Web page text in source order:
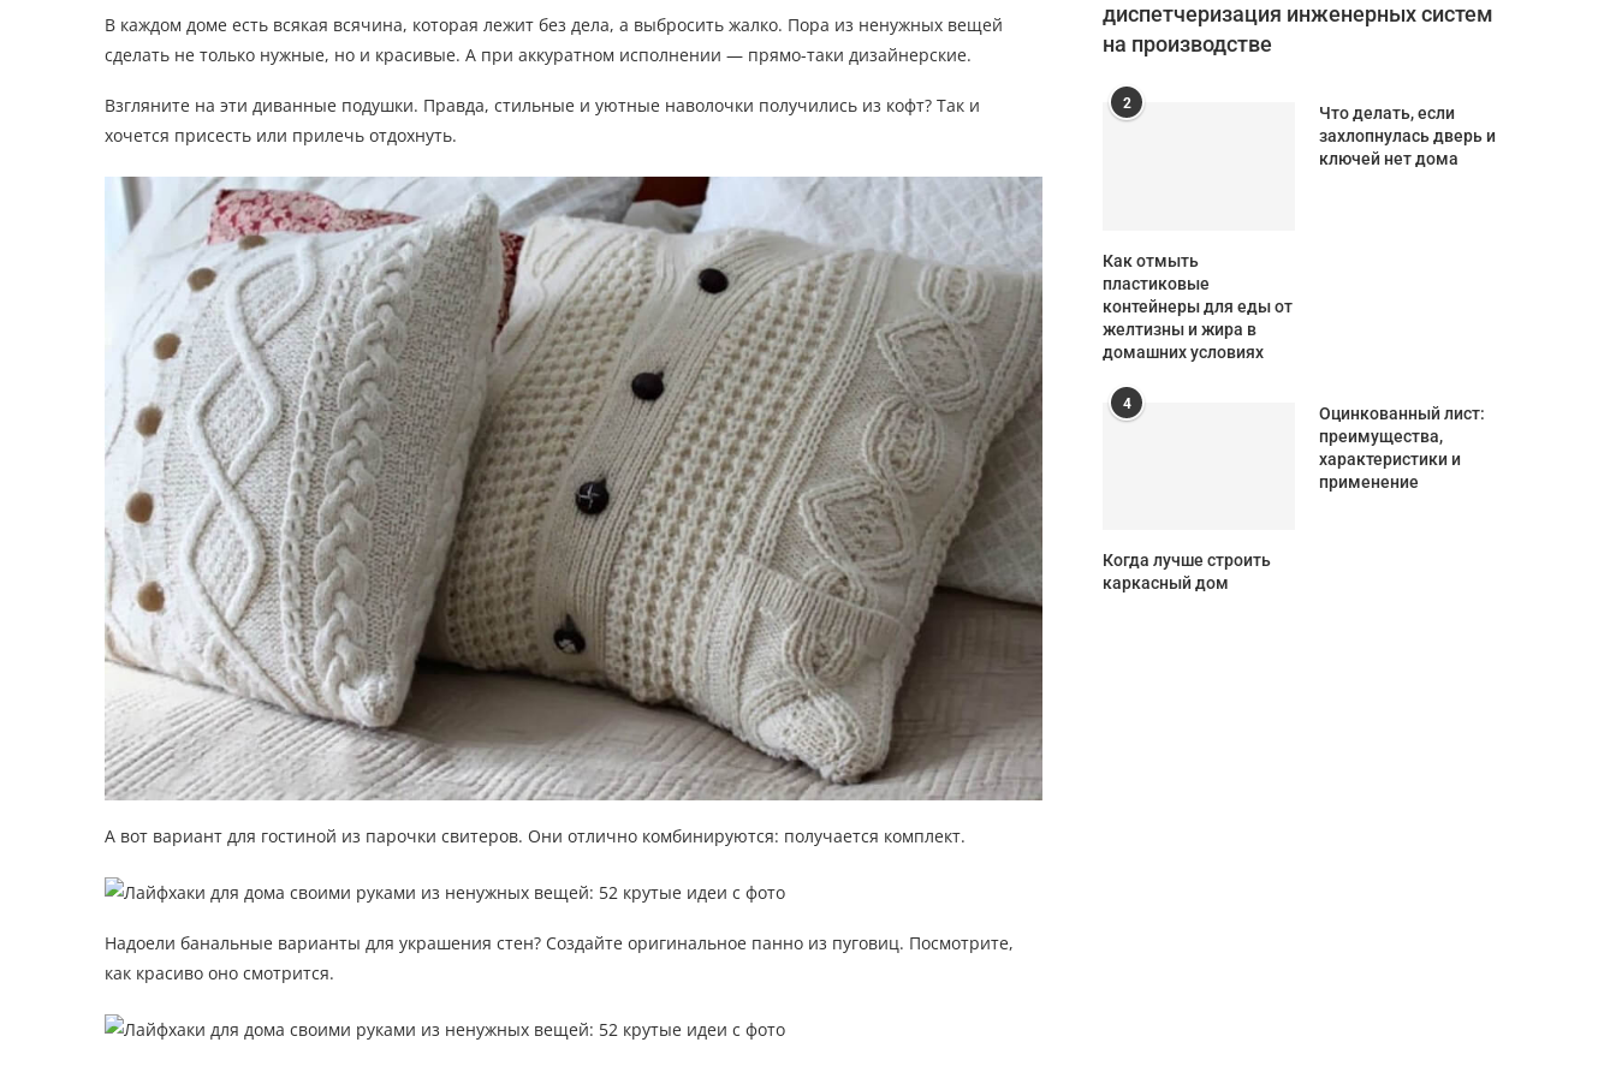
В каждом доме есть всякая всячина, которая лежит без дела, а выбросить жалко. Пора из ненужных вещей
сделать не только нужные, но и красивые. А при аккуратном исполнении — прямо-таки дизайнерские.
Взгляните на эти диванные подушки. Правда, стильные и уютные наволочки получились из кофт? Так и
хочется присесть или прилечь отдохнуть.
А вот вариант для гостиной из парочки свитеров. Они отлично комбинируются: получается комплект.
Надоели банальные варианты для украшения стен? Создайте оригинальное панно из пуговиц. Посмотрите,
как красиво оно смотрится.
диспетчеризация инженерных систем
на производстве
2
Как отмыть
пластиковые
контейнеры для еды от
желтизны и жира в
домашних условиях
Что делать, если
захлопнулась дверь и
ключей нет дома
4
Когда лучше строить
каркасный дом
Оцинкованный лист:
преимущества,
характеристики и
применение